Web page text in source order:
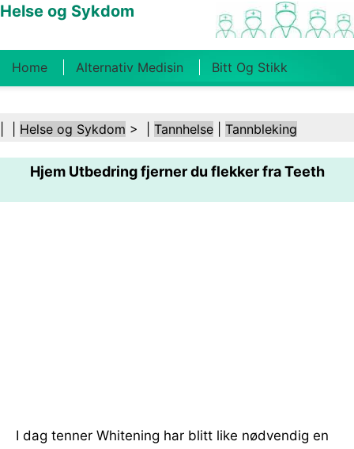
Helse og Sykdom
Home Alternativ Medisin Bitt Og Stikk
Kosthold Og Ernæring Familiehelse
Helsebransjen Psykisk Helse Folkehelse Og
Sikkerhet Kirurgi Og Prosedyrer Helse
Helse og Sykdom > | Tannhelse Tannbleking
Hjem Utbedring fjerner du flekker fra Teeth
I dag tenner Whitening har blitt like nødvendig en